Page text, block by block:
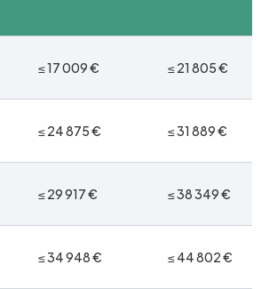
≤ 17 009 € ≤ 21 805 €
≤ 24 875 € ≤ 31 889 €
≤ 29 917 € ≤ 38 349 €
≤ 34 948 € ≤ 44 802 €